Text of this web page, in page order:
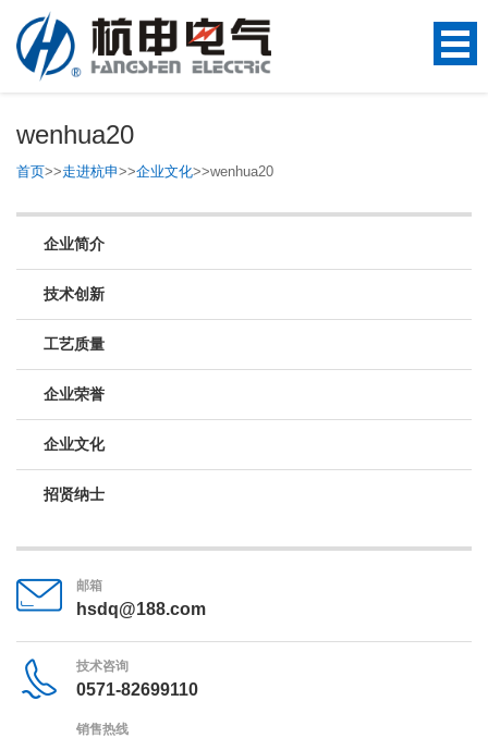
wenhua20
首页>>走进杭申>>企业文化>>wenhua20
企业简介
技术创新
工艺质量
企业荣誉
企业文化
招贤纳士
邮箱
hsdq@188.com
技术咨询
0571-82699110
销售热线